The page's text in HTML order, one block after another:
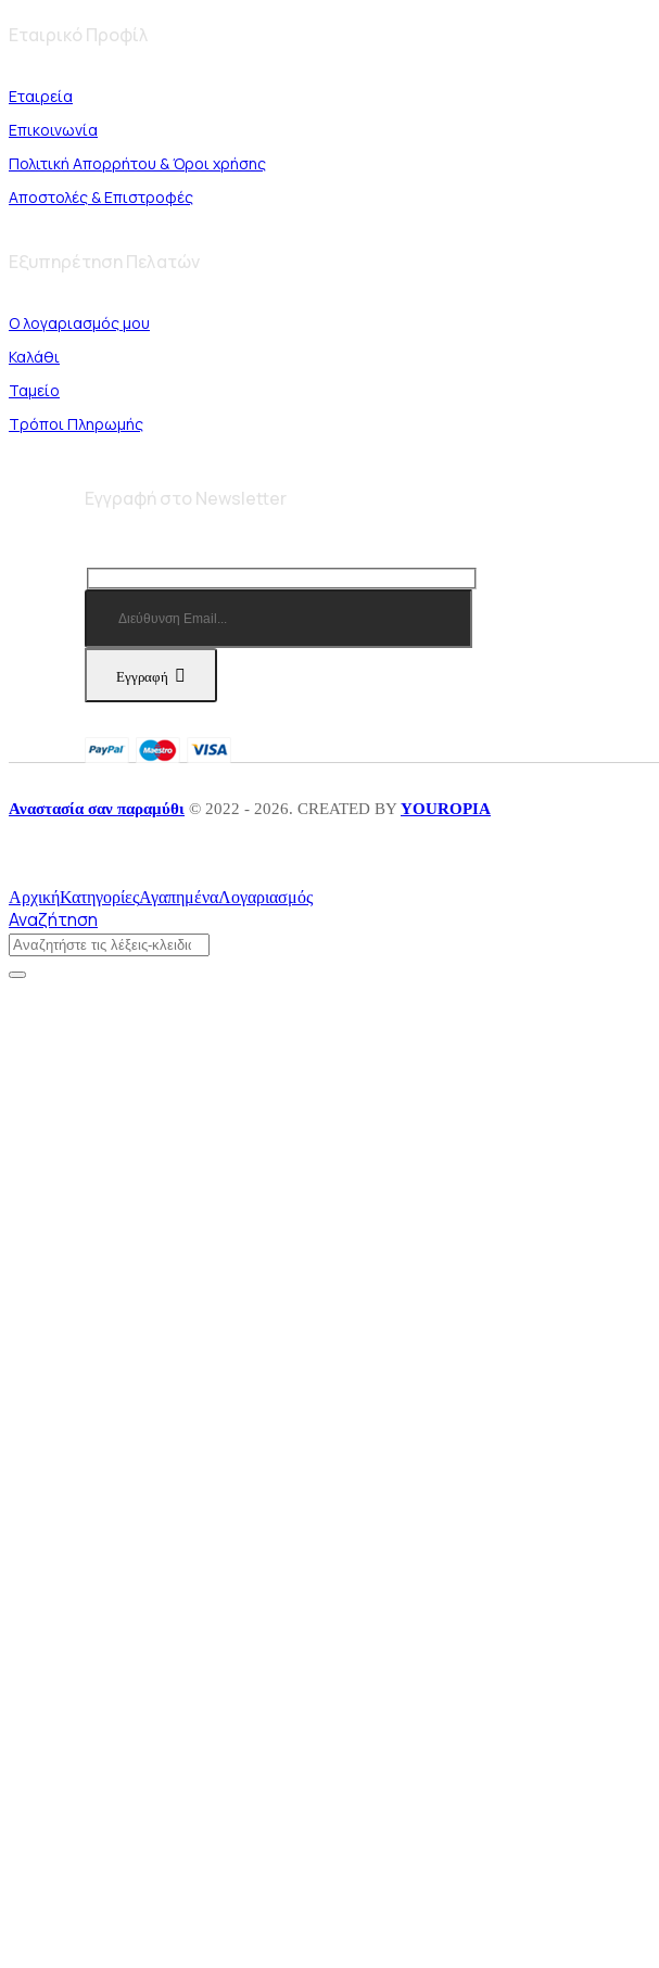
Εταιρικό Προφίλ
Εταιρεία
Επικοινωνία
Πολιτική Απορρήτου & Όροι χρήσης
Αποστολές & Επιστροφές
Εξυπηρέτηση Πελατών
Ο λογαριασμός μου
Καλάθι
Ταμείο
Τρόποι Πληρωμής
Εγγραφή στο Newsletter
Εγγραφή
Αναστασία σαν παραμύθι © 2022 - 2026. CREATED BYYOUROPIA
ΑρχικήΚατηγορίεςΑγαπημέναΛογαριασμός
Αναζήτηση